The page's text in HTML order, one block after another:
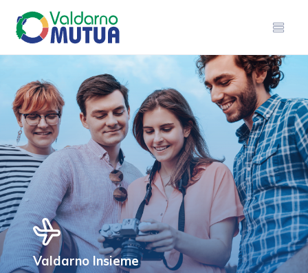
Valdarno Insieme